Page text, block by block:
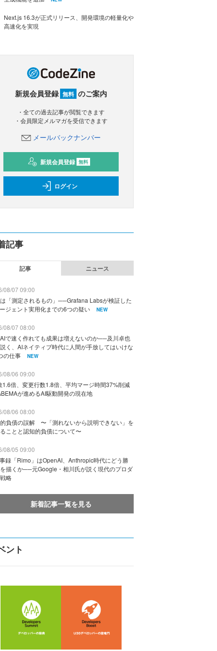
Next.js 16.3が正式リリース、開発環境の軽量化や
高速化を実現
新規会員登録 無料 のご案内
・全ての過去記事が閲覧できます
・会員限定メルマガを受信できます
メールバックナンバー
新規会員登録 無料
ログイン
記事
記事 ニュース
08/07 09:00
「測定されるもの」──Grafana Labsが検証した
ジェント実用化までの6つの疑い
NEW
08/07 08:00
で速く作れても成果は増えないのか──及川卓也
く、AIネイティブ時代に人間が手放してはいけな
の仕事
NEW
08/06 09:00
1.6倍、変更行数1.8倍、平均マージ時間37%削減
が進めるAI駆動開発の現在地
08/06 08:00
負債の誤解 〜「測れないから説明できない」を
ことと認知的負債について〜
08/05 09:00
録「Rimo」はOpenAI、Anthropic時代にどう勝
描くか──元Google・相川氏が説く現代のプロダ
略
新着記事一覧を見る
ント